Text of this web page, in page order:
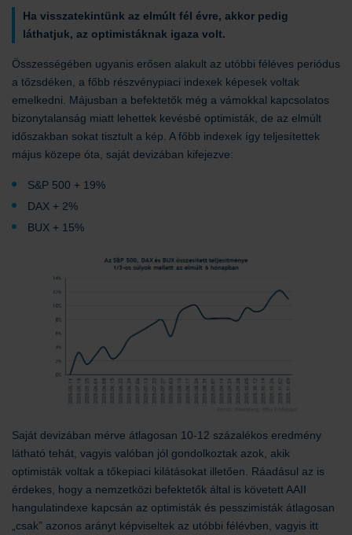
Ha visszatekintünk az elmúlt fél évre, akkor pedig
láthatjuk, az optimistáknak igaza volt.
Összességében ugyanis erősen alakult az utóbbi féléves periódus
a tőzsdéken, a főbb részvénypiaci indexek képesek voltak
emelkedni. Májusban a befektetők még a vámokkal kapcsolatos
bizonytalanság miatt lehettek kevésbé optimisták, de az elmúlt
időszakban sokat tisztult a kép. A főbb indexek így teljesítettek
május közepe óta, saját devizában kifejezve:
S&P 500 + 19%
DAX + 2%
BUX + 15%
Saját devizában mérve átlagosan 10-12 százalékos eredmény
látható tehát, vagyis valóban jól gondolkoztak azok, akik
optimisták voltak a tőkepiaci kilátásokat illetően. Ráadásul az is
érdekes, hogy a nemzetközi befektetők által is követett AAII
hangulatindexe kapcsán az optimisták és pesszimisták átlagosan
„csak” azonos arányt képviseltek az utóbbi félévben, vagyis itt